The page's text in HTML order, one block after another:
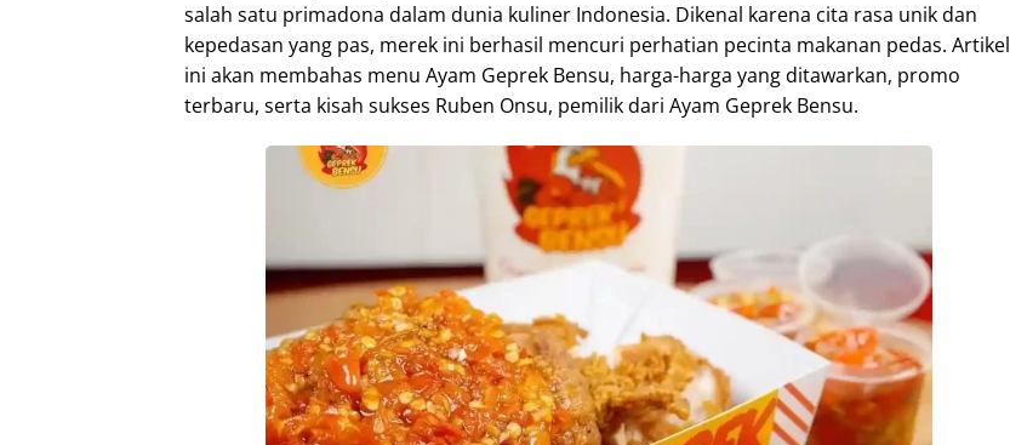
salah satu primadona dalam dunia kuliner Indonesia. Dikenal karena cita rasa unik dan
kepedasan yang pas, merek ini berhasil mencuri perhatian pecinta makanan pedas. Artikel
ini akan membahas menu Ayam Geprek Bensu, harga-harga yang ditawarkan, promo
terbaru, serta kisah sukses Ruben Onsu, pemilik dari Ayam Geprek Bensu.